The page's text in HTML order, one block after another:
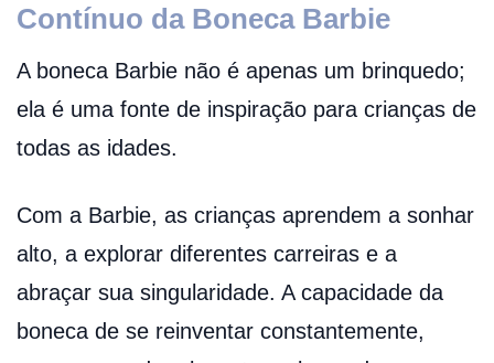
Contínuo da Boneca Barbie
A boneca Barbie não é apenas um brinquedo;
ela é uma fonte de inspiração para crianças de
todas as idades.
Com a Barbie, as crianças aprendem a sonhar
alto, a explorar diferentes carreiras e a
abraçar sua singularidade. A capacidade da
boneca de se reinventar constantemente,